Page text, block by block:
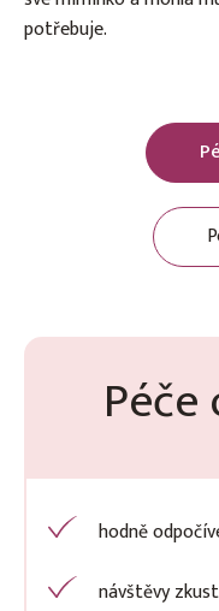
potřebuje.
hodně
návštěvy